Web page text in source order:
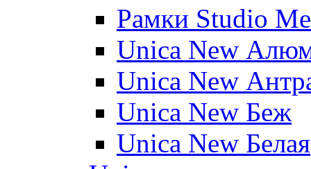
Рамки Studio
Unica New
Unica New
Unica New Беж
Unica New Белая